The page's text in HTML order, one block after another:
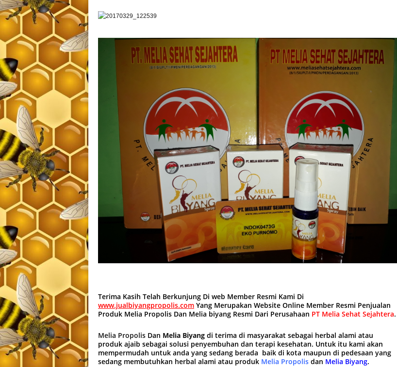
Terima Kasih Telah Berkunjung Di web Member Resmi Kami Di
www.jualbiyangpropolis.com Yang Merupakan Website Online Member Resmi Penjualan
Produk Melia Propolis Dan Melia biyang Resmi Dari Perusahaan PT Melia Sehat Sejahtera.
Melia Propolis Dan Melia Biyang di terima di masyarakat sebagai herbal alami atau
produk ajaib sebagai solusi penyembuhan dan terapi kesehatan. Untuk itu kami akan
mempermudah untuk anda yang sedang berada baik di kota maupun di pedesaan yang
sedang membutuhkan herbal alami atau produk Melia Propolis dan Melia Biyang.